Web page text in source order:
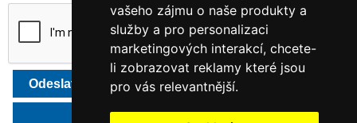
vašeho zájmu o naše produkty a
služby a pro personalizaci
marketingových interakcí, chcete-
li zobrazovat reklamy které jsou
pro vás relevantnější.